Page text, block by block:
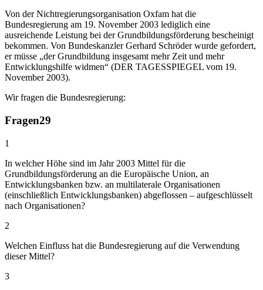
Von der Nichtregierungsorganisation Oxfam hat die
Bundesregierung am 19. November 2003 lediglich eine
ausreichende Leistung bei der Grundbildungsförderung bescheinigt
bekommen. Von Bundeskanzler Gerhard Schröder wurde gefordert,
er müsse „der Grundbildung insgesamt mehr Zeit und mehr
Entwicklungshilfe widmen“ (DER TAGESSPIEGEL vom 19.
November 2003).
Wir fragen die Bundesregierung:
Fragen29
1
In welcher Höhe sind im Jahr 2003 Mittel für die
Grundbildungsförderung an die Europäische Union, an
Entwicklungsbanken bzw. an multilaterale Organisationen
(einschließlich Entwicklungsbanken) abgeflossen – aufgeschlüsselt
nach Organisationen?
2
Welchen Einfluss hat die Bundesregierung auf die Verwendung
dieser Mittel?
3